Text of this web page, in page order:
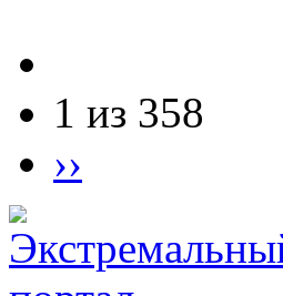
1 из 358
››